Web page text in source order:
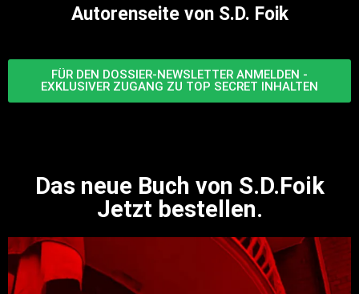
Autorenseite von S.D. Foik
FÜR DEN DOSSIER-NEWSLETTER ANMELDEN -
EXKLUSIVER ZUGANG ZU TOP SECRET INHALTEN
Das neue Buch von S.D.Foik
Jetzt bestellen.